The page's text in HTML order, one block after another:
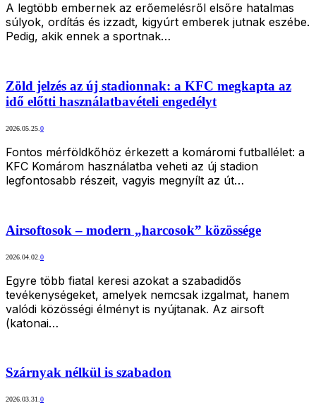
A legtöbb embernek az erőemelésről elsőre hatalmas
súlyok, ordítás és izzadt, kigyúrt emberek jutnak eszébe.
Pedig, akik ennek a sportnak…
Zöld jelzés az új stadionnak: a KFC megkapta az
idő előtti használatbavételi engedélyt
2026.05.25. 0
Fontos mérföldkőhöz érkezett a komáromi futballélet: a
KFC Komárom használatba veheti az új stadion
legfontosabb részeit, vagyis megnyílt az út…
Airsoftosok – modern „harcosok” közössége
2026.04.02. 0
Egyre több fiatal keresi azokat a szabadidős
tevékenységeket, amelyek nemcsak izgalmat, hanem
valódi közösségi élményt is nyújtanak. Az airsoft
(katonai…
Szárnyak nélkül is szabadon
2026.03.31. 0